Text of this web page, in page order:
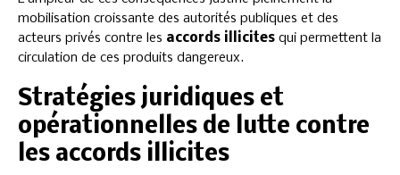
mobilisation croissante des autorités publiques et des
acteurs privés contre les accords illicites qui permettent la
circulation de ces produits dangereux.
Stratégies juridiques et
opérationnelles de lutte contre
les accords illicites